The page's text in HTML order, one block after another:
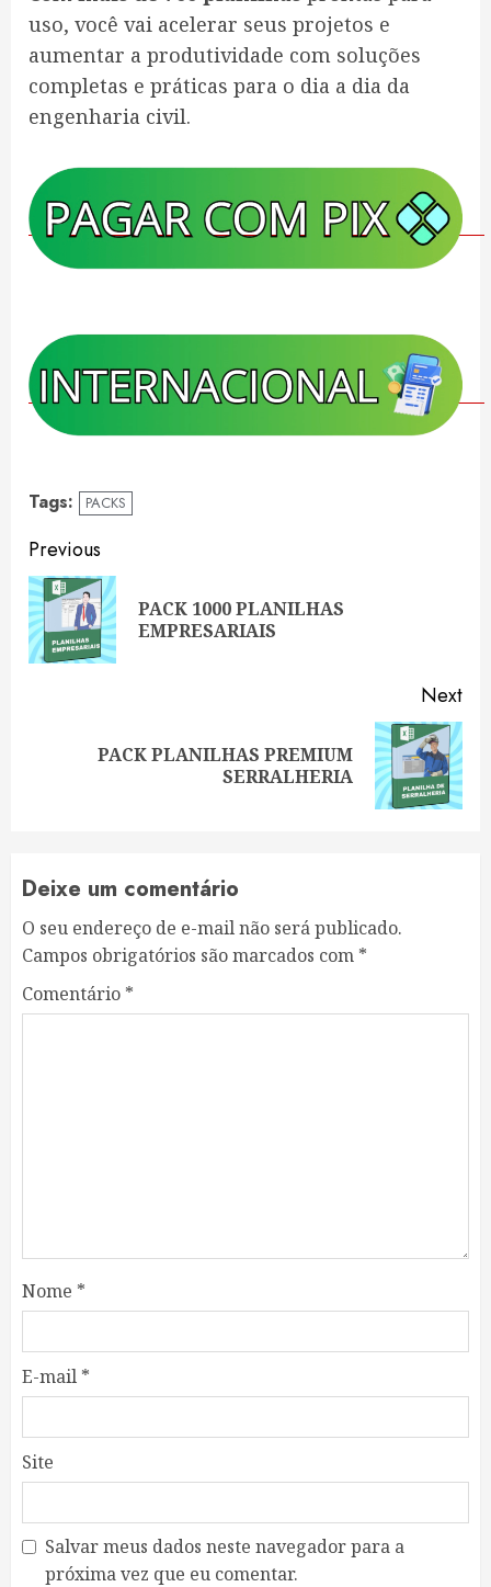
uso, você vai acelerar seus projetos e
aumentar a produtividade com soluções
completas e práticas para o dia a dia da
engenharia civil.
Tags: PACKS
Continue
Reading
Previous
PACK 1000 PLANILHAS
EMPRESARIAIS
Next
PACK PLANILHAS PREMIUM
SERRALHERIA
Deixe um comentário
O seu endereço de e-mail não será publicado.
Campos obrigatórios são marcados com *
Comentário *
Nome *
E-mail *
Site
Salvar meus dados neste navegador para a
próxima vez que eu comentar.